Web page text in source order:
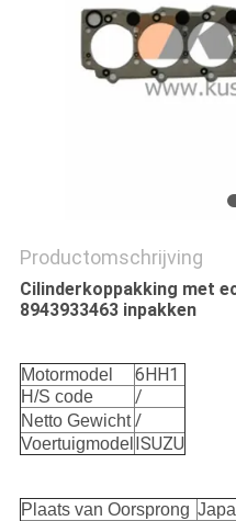
Productomschrijving
Cilinderkoppakking met
8943933463 inpakken
Motormodel 6HH1
H/S code /
Netto Gewicht /
Voertuigmodel ISUZU
Plaats van Oorsprong